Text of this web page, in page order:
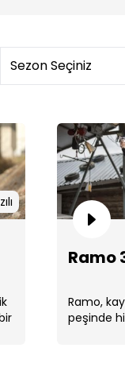
37. Bölüm
36. Bölüm
Ramo
Ramo,
peşinde